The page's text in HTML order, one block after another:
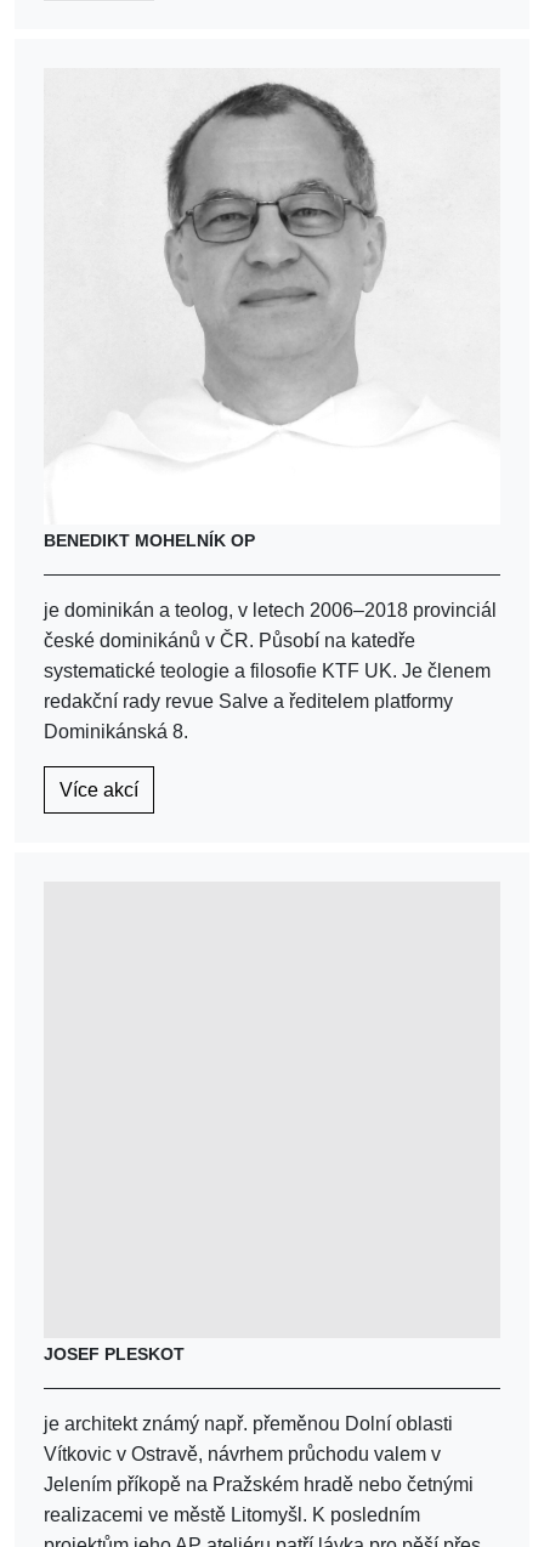
BENEDIKT MOHELNÍK OP
je dominikán a teolog, v letech 2006–2018 provinciál
české dominikánů v ČR. Působí na katedře
systematické teologie a filosofie KTF UK. Je členem
redakční rady revue Salve a ředitelem platformy
Dominikánská 8.
Více akcí
JOSEF PLESKOT
je architekt známý např. přeměnou Dolní oblasti
Vítkovic v Ostravě, návrhem průchodu valem v
Jelením příkopě na Pražském hradě nebo četnými
realizacemi ve městě Litomyšl. K posledním